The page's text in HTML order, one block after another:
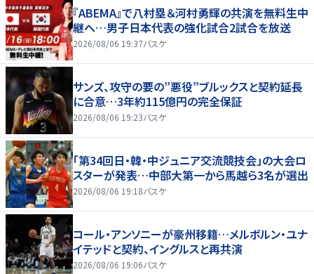
『ABEMA』で八村塁＆河村勇輝の共演を無料生中
継へ…男子日本代表の強化試合2試合を放送
2026/08/06 19:37バスケ
サンズ、攻守の要の”悪役”ブルックスと契約延長
に合意…3年約115億円の完全保証
2026/08/06 19:23バスケ
「第34回日・韓・中ジュニア交流競技会」の大会ロ
スターが発表…中部大第一から馬越ら3名が選出
2026/08/06 19:18バスケ
コール・アンソニーが豪州移籍…メルボルン・ユナ
イテッドと契約、イングルスと再共演
2026/08/06 19:06バスケ